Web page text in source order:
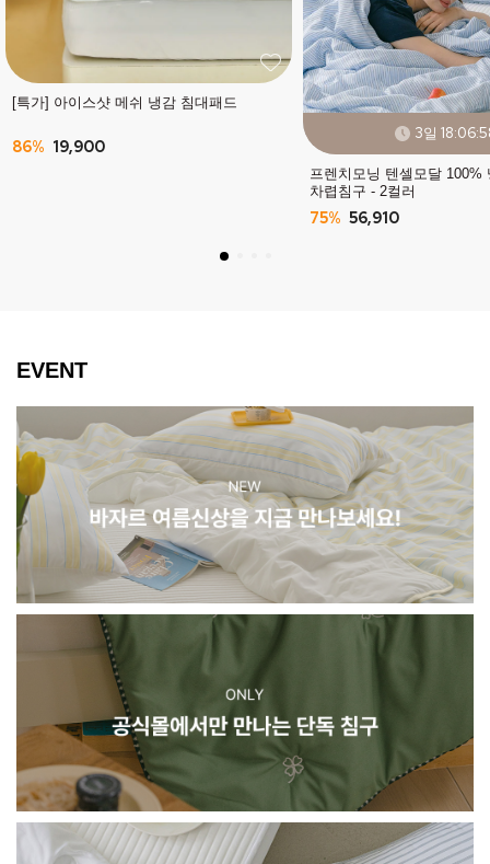
[특가] 아이스샷 메쉬 냉감 침대패드
86% 19,900
3일
프렌치모닝 텐셀모달 100%
차렵침구 - 2컬러
75% 56,910
EVENT